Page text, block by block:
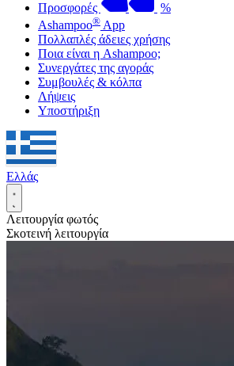
Προσφορές
%
Ashampoo® App
Πολλαπλές άδειες χρήσης
Ποια είναι η Ashampoo;
Συνεργάτες της αγοράς
Συμβουλές & κόλπα
Λήψεις
Υποστήριξη
Ελλάς
Λειτουργία φωτός
Σκοτεινή λειτουργία